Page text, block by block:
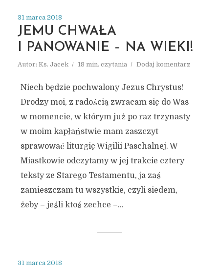
31 marca 2018
JEMU CHWAŁA
I PANOWANIE – NA WIEKI!
Autor: Ks. Jacek 18 min. czytania Dodaj komentarz
Niech będzie pochwalony Jezus Chrystus!
Drodzy moi, z radością zwracam się do Was
w momencie, w którym już po raz trzynasty
w moim kapłaństwie mam zaszczyt
sprawować liturgię Wigilii Paschalnej. W
Miastkowie odczytamy w jej trakcie cztery
teksty ze Starego Testamentu, ja zaś
zamieszczam tu wszystkie, czyli siedem,
żeby – jeśli ktoś zechce –...
31 marca 2018